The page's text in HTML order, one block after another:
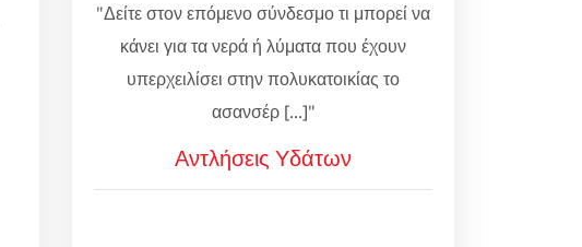
"Δείτε στον επόμενο σύνδεσμο τι μπορεί να
κάνει για τα νερά ή λύματα που έχουν
υπερχειλίσει στην πολυκατοικίας το
ασανσέρ [...]"
Αντλήσεις Υδάτων